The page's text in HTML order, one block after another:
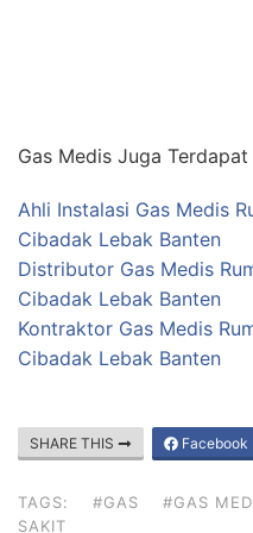
Gas Medis Juga
Ahli Instalasi Gas Medis
Cibadak Lebak Banten
Distributor Gas Medis
Cibadak Lebak Banten
Kontraktor Gas Medis
Cibadak Lebak Banten
SHARE THIS Facebook
TAGS: #GAS #GAS
SAKIT